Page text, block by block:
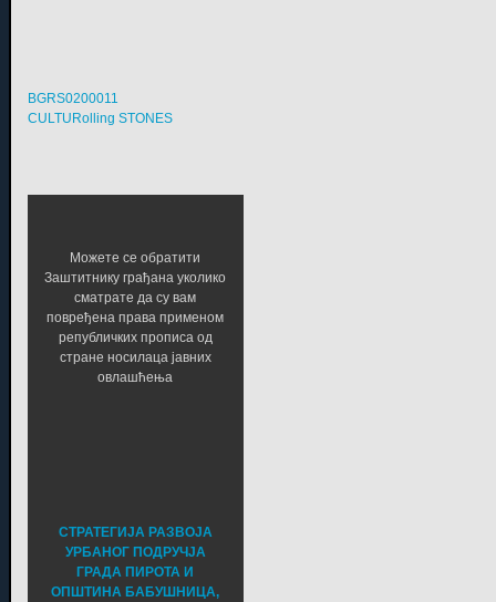
BGRS0200011
CULTURolling STONES
Можете се обратити
Заштитнику грађана уколико
сматрате да су вам
повређена права применом
републичких прописа од
стране носилаца јавних
овлашћења
СТРАТЕГИЈА РАЗВОЈА
УРБАНОГ ПОДРУЧЈА
ГРАДА ПИРОТА И
ОПШТИНА БАБУШНИЦА,